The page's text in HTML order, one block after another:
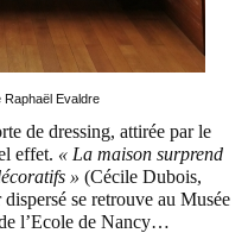
Raphaël Evaldre
de dressing, attirée par le
effet. « La maison surprend
» (Cécile Dubois,
se retrouve au Musée
l’Ecole de Nancy…